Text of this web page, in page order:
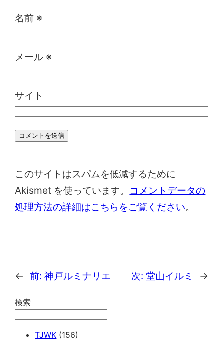
名前 ※
メール ※
サイト
このサイトはスパムを低減するために
Akismet を使っています。
コメントデータの
処理方法の詳細はこちらをご覧ください。
← 前:神戸ルミナリエ 次: 堂山イルミ →
検索
TJWK (156)